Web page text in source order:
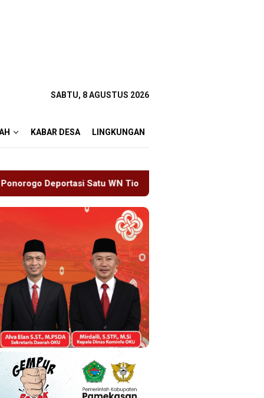
SABTU, 8 AGUSTUS 2026
KABAR DESA LINGKUNGAN
Tiongkok Salahgunakan Ijin Tinggal